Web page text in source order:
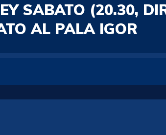
SABATO (20.30,
AL PALA IGOR